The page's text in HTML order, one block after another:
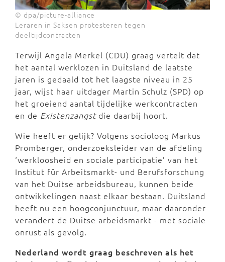
© dpa/picture-alliance
Leraren in Saksen protesteren tegen
deeltijdcontracten
Terwijl Angela Merkel (CDU) graag vertelt dat
het aantal werklozen in Duitsland de laatste
jaren is gedaald tot het laagste niveau in 25
jaar, wijst haar uitdager Martin Schulz (SPD) op
het groeiend aantal tijdelijke werkcontracten
en de Existenzangstdie daarbij hoort.
Wie heeft er gelijk? Volgens socioloog Markus
Promberger, onderzoeksleider van de afdeling
‘werkloosheid en sociale participatie’ van het
Institut für Arbeitsmarkt- und Berufsforschung
van het Duitse arbeidsbureau, kunnen beide
ontwikkelingen naast elkaar bestaan. Duitsland
heeft nu een hoogconjunctuur, maar daaronder
verandert de Duitse arbeidsmarkt - met sociale
onrust als gevolg.
Nederland wordt graag beschreven als het